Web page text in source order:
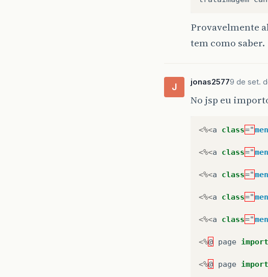
Provavelmente
tem como saber.
J jonas25779 de set.
No jsp eu
<%<a class="
<%<a class="
<%<a class="
<%<a class="
<%<a class="
<%@ page import
<%@ page import